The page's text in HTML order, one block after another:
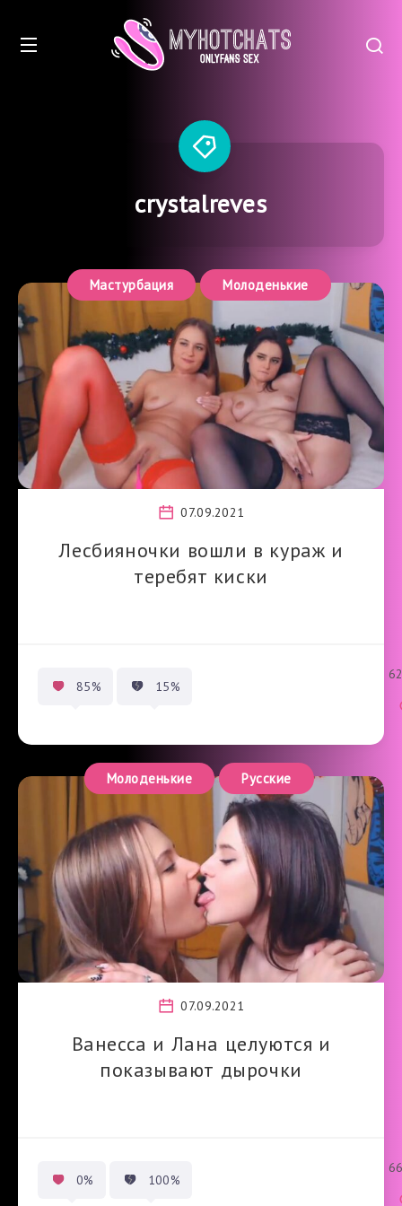
crystalreves
Мастурбация Молоденькие
07.09.2021
Лесбияночки вошли в кураж и
теребят киски
85% 15%
Молоденькие Русские
07.09.2021
Ванесса и Лана целуются и
показывают дырочки
0% 100%